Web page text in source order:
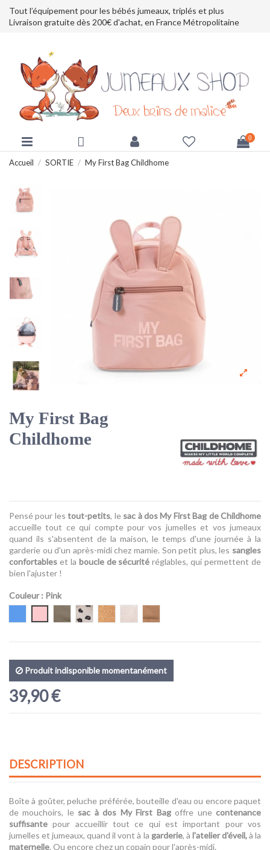
Tout l’équipement pour les bébés jumeaux, triplés et plus
Livraison gratuite dès 200€ d'achat, en France Métropolitaine
0
Accueil SORTIE My First Bag Childhome
My First Bag
Childhome
Pensé pour lestout-petits, le sac à dos My First Bag de Childhome
accueille tout ce qui compte pour vos jumelles et vos jumeaux
quand ils s'absentent de la maison, le temps d'une journée à la
garderie ou d'un après-midi chez mamie. Son petit plus, les sangles
confortables et la boucle de sécurité réglables, qui permettent de
bien l'ajuster !
Couleur: Pink
LeopardTeddy Beige
Produit indisponible momentanément
39,90 €
DESCRIPTION
Boîte à goûter, peluche préférée, bouteille d'eau ou encore paquet
de mouchoirs, le sac à dos My First Bagoffre une contenance
suffisante pour accueillir tout ce qui est important pour vos
jumelles et jumeaux, quand il vont à la garderie, à l'atelier d'éveil,à la
maternelle. Ou encore chez un copain pour l'après-midi.